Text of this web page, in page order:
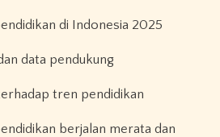
di Indonesia 2025
data pendukung
tren pendidikan